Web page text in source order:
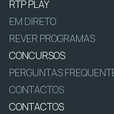
RTP PLAY
EM DIRETO
REVER PROGRAMAS
CONCURSOS
PERGUNTAS
CONTACTOS
CONTACTOS